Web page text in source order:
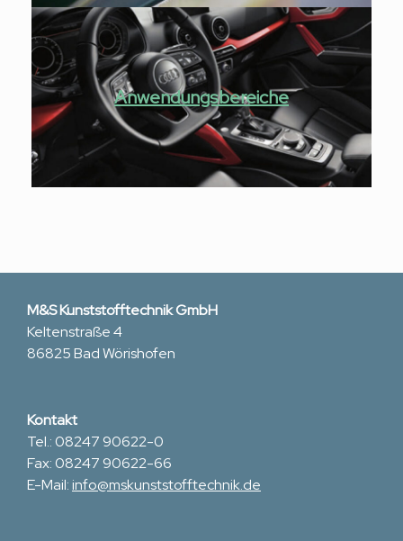
Anwendungsbereiche
M&S Kunststofftechnik GmbH
Keltenstraße 4
86825 Bad Wörishofen
Kontakt
Tel.: 08247 90622-0
Fax: 08247 90622-66
E-Mail:info@mskunststofftechnik.de